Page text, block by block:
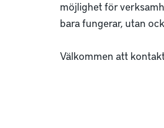
möjlighet för
bara fungerar, utan
Välkommen att